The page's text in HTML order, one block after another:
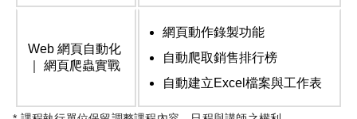
Web 網頁自動化
｜ 網頁爬蟲實戰
網頁動作錄製功能
自動爬取銷售排行榜
自動建立Excel檔案與工作表